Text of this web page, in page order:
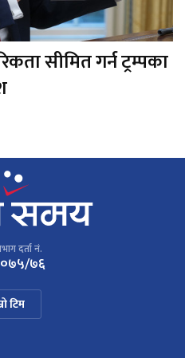
सीमित गर्न ट्रम्पका
दर्ता नं.
७६
टिम